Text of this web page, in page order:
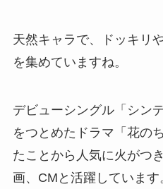
天然キャラで、ドッキリ
を集めていますね。
デビューシングル「シン
をつとめたドラマ「花の
たことから人気に火がつ
画、CMと活躍しています